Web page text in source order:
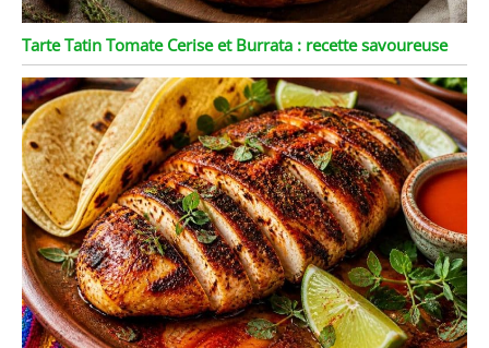
Tarte Tatin Tomate Cerise et Burrata : recette savoureuse